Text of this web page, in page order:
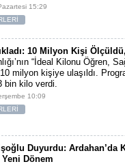
15:29
10 Milyon Kişi
“İdeal Kilonu Öğren,
milyon kişiye ulaşıldı.
bin kilo verdi.
10:09
Duyurdu: Ardahan’da
Dönem